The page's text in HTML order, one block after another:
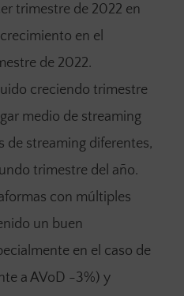
trimestre de 2022 en
en el
de 2022.
creciendo trimestre
medio de streaming
de streaming diferentes,
trimestre del año.
con múltiples
un buen
en el caso de
a AVoD -3%) y